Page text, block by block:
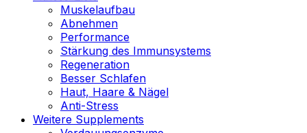
Muskelaufbau
Abnehmen
Performance
Stärkung des Immunsystems
Regeneration
Besser Schlafen
Haut, Haare & Nägel
Anti-Stress
Weitere Supplements